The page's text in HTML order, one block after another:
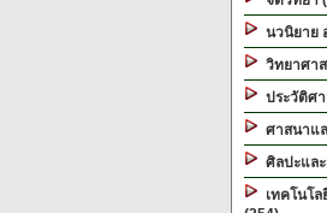
นวนิยาย
วิทยาศา
ประวัติศ
ศาสนาแ
ศิลปะแล
เทคโนโ